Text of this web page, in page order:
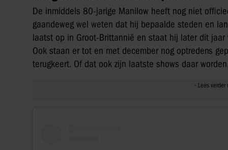
De inmiddels 80-jarige Manilow heeft nog niet
gaandeweg wel weten dat hij bepaalde steden en
laatst op in Groot-Brittannië en staat hij later dit
Ook staan er tot en met december nog optredens
terugkeert. Of dat ook zijn laatste shows daar